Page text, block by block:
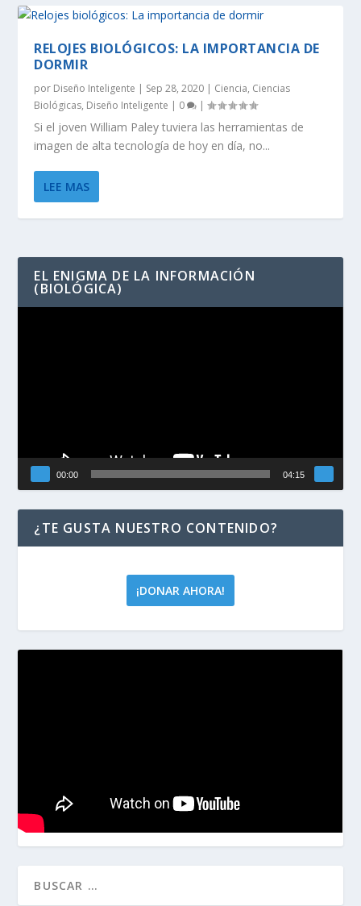
SEGÚN RICHARD DAWKINS, EL ÁRBOL DE LA
VIDA TIENE U...
DAWKINS Y EL DÍA DE DARWIN:
DISTINGUIENDO LA REALI...
EVOLUCIÓN DE LA INFORMACIÓN BIOLÓGICA:
LA DEFINICI...
LA VIDA ES LO MÁS ANTINATURAL DEL
UNIVERSO.
¡CREAMOS LA VIDA! EH, ESPERA UN
MOMENTO…
RELOJES BIOLÓGICOS: LA IMPORTANCIA DE
DORMIR
por Diseño Inteligente | Sep 28, 2020 | Ciencia, Ciencias
Biológicas, Diseño Inteligente | 0 |
Si el joven William Paley tuviera las herramientas de
imagen de alta tecnología de hoy en día, no...
LEE MAS
EL ENIGMA DE LA INFORMACIÓN
(BIOLÓGICA)
00:00 04:15
¿TE GUSTA NUESTRO CONTENIDO?
¡DONAR AHORA!